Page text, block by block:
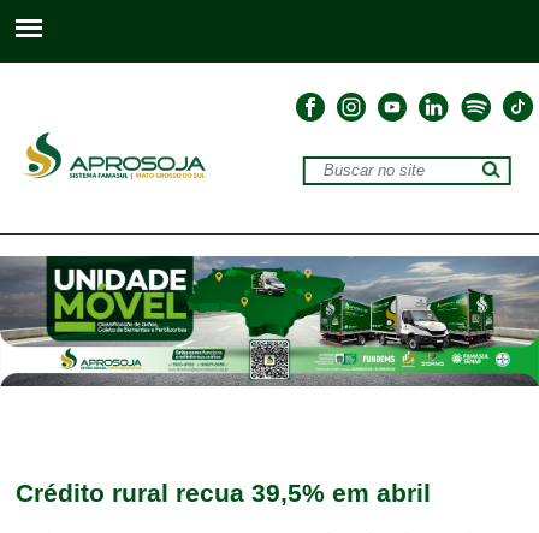
Crédito rural recua 39,5% em abril